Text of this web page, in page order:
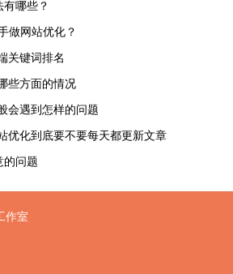
哪些？
做网站优化？
关键词排名
些方面的情况
会遇到怎样的问题
优化到底要不要每天都更新文章
的问题
作室